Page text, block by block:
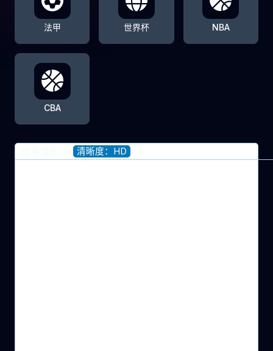
法甲 世界杯 NBA
CBA
清晰度：HD